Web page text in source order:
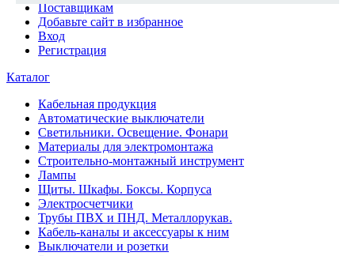
Поставщикам
Добавьте сайт в избранное
Вход
Регистрация
Каталог
Кабельная продукция
Автоматические выключатели
Светильники. Освещение. Фонари
Материалы для электромонтажа
Строительно-монтажный инструмент
Лампы
Щиты. Шкафы. Боксы. Корпуса
Электросчетчики
Трубы ПВХ и ПНД. Металлорукав.
Кабель-каналы и аксессуары к ним
Выключатели и розетки